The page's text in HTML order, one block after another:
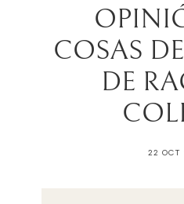
COSAS
DE
22 OCT